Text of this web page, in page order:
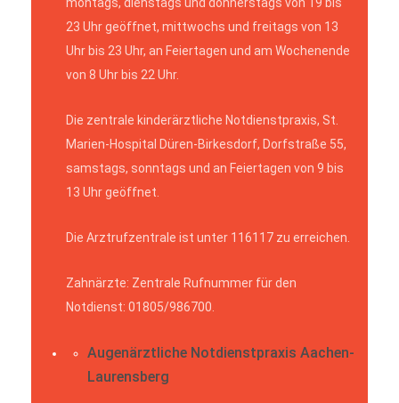
23 Uhr geöffnet, mittwochs und freitags von 13
Uhr bis 23 Uhr, an Feiertagen und am Wochenende
von 8 Uhr bis 22 Uhr.
Die zentrale kinderärztliche Notdienstpraxis, St.
Marien-Hospital Düren-Birkesdorf, Dorfstraße 55,
samstags, sonntags und an Feiertagen von 9 bis
13 Uhr geöffnet.
Die Arztrufzentrale ist unter 116117 zu erreichen.
Zahnärzte: Zentrale Rufnummer für den
Notdienst: 01805/986700.
Augenärztliche Notdienstpraxis Aachen-
Laurensberg